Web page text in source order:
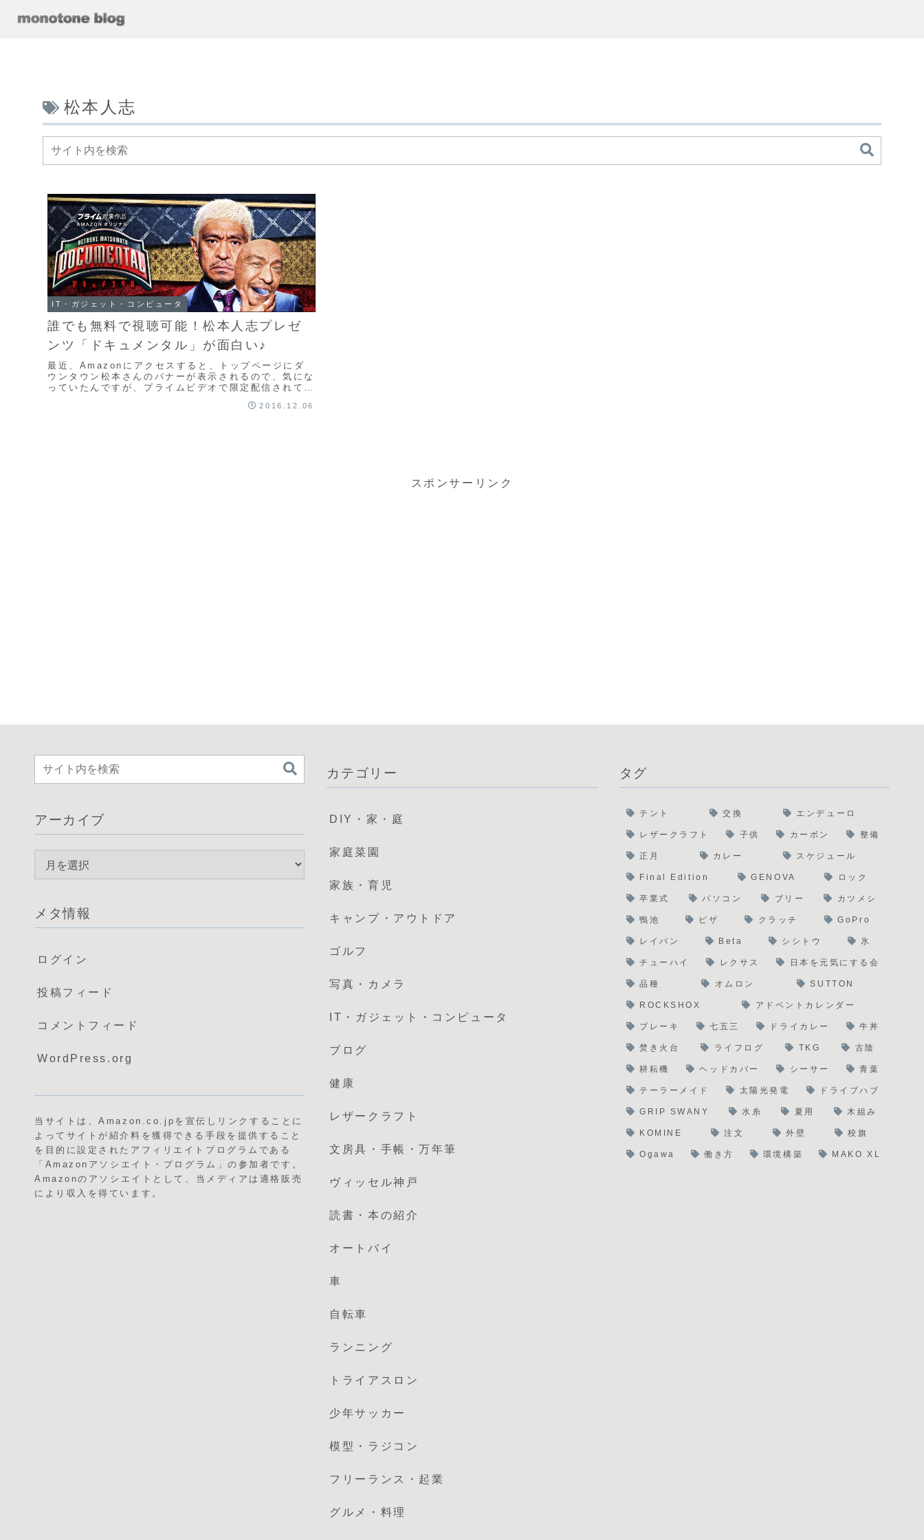
松本人志
IT・ガジェット・コンピュータ
誰でも無料で視聴可能！松本人志プレゼ
ンツ「ドキュメンタル」が面白い♪
最近、Amazonにアクセスすると、トップページにダ
ウンタウン松本さんのバナーが表示されるので、気にな
っていたんですが、プライムビデオで限定配信されてい
2016.12.06
スポンサーリンク
アーカイブ
メタ情報
ログイン
投稿フィード
コメントフィード
WordPress.org
当サイトは、Amazon.co.jpを宣伝しリンクすることに
よってサイトが紹介料を獲得できる手段を提供すること
を目的に設定されたアフィリエイトプログラムである
「Amazonアソシエイト・プログラム」の参加者です。
Amazonのアソシエイトとして、当メディアは適格販売
により収入を得ています。
カテゴリー
DIY・家・庭
家庭菜園
家族・育児
キャンプ・アウトドア
ゴルフ
写真・カメラ
IT・ガジェット・コンピュータ
ブログ
健康
レザークラフト
文房具・手帳・万年筆
ヴィッセル神戸
読書・本の紹介
オートバイ
車
自転車
ランニング
トライアスロン
少年サッカー
模型・ラジコン
フリーランス・起業
グルメ・料理
タグ
テント 交換 エンデューロ
レザークラフト 子供 カーボン 整備
正月 カレー スケジュール
Final Edition GENOVA ロック
卒業式 パソコン ブリー カツメシ
鴨池 ピザ クラッチ GoPro
レイバン Beta シシトウ 氷
チューハイ レクサス 日本を元気にする会
品種 オムロン SUTTON
ROCKSHOX アドベントカレンダー
ブレーキ 七五三 ドライカレー 牛丼
焚き火台 ライフログ TKG 古陰
耕耘機 ヘッドカバー シーサー 青葉
テーラーメイド 太陽光発電 ドライブハブ
GRIP SWANY 水糸 夏用 木組み
KOMINE 注文 外壁 校旗
Ogawa 働き方 環境構築 MAKO XL